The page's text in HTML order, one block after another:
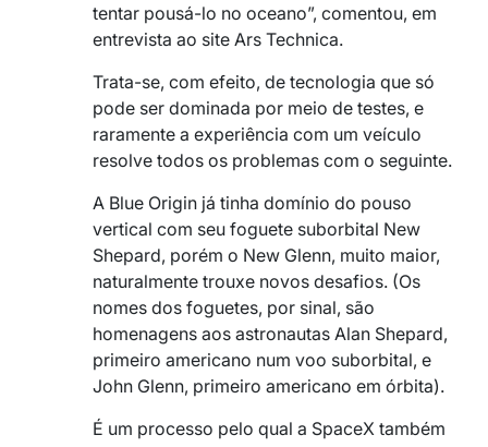
tentar pousá-lo no oceano”, comentou, em
entrevista ao site Ars Technica.
Trata-se, com efeito, de tecnologia que só
pode ser dominada por meio de testes, e
raramente a experiência com um veículo
resolve todos os problemas com o seguinte.
A Blue Origin já tinha domínio do pouso
vertical com seu foguete suborbital New
Shepard, porém o New Glenn, muito maior,
naturalmente trouxe novos desafios. (Os
nomes dos foguetes, por sinal, são
homenagens aos astronautas Alan Shepard,
primeiro americano num voo suborbital, e
John Glenn, primeiro americano em órbita).
É um processo pelo qual a SpaceX também